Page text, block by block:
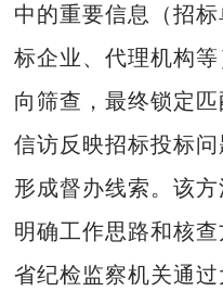
中的重要信息（招
标企业、代理机构
向筛查，最终锁定
信访反映招标投标
形成督办线索。该
明确工作思路和核
省纪检监察机关通